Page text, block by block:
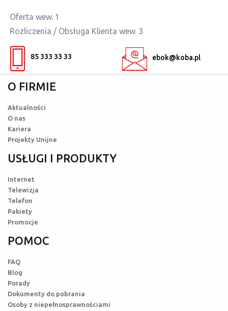
Oferta wew. 1
Rozliczenia / Obsługa Klienta wew. 3
85 333 33 33 ebok@koba.pl
O FIRMIE
Aktualności
O nas
Kariera
Projekty Unijne
USŁUGI I PRODUKTY
Internet
Telewizja
Telefon
Pakiety
Promocje
POMOC
FAQ
Blog
Porady
Dokumenty do pobrania
Osoby z niepełnosprawnościami